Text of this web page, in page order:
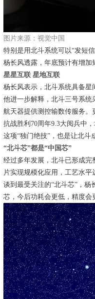
图片来源：视觉中国
特别是用北斗系统可以“发短
杨长风透露，年底预计有增加
星星互联 星地互联
杨长风表示，北斗系统具备
他进一步解释，北斗三号系
航天器提供测控输数传服务
抗战胜利70周年9.3大阅兵中
这项“独门绝技”，也是让北
“北斗芯”都是“中国芯”
经过多年发展，北斗已形成
片实现规模化应用，工艺水平
谈到最受关注的“北斗芯”，杨
芯，今后功耗会更低，精度会